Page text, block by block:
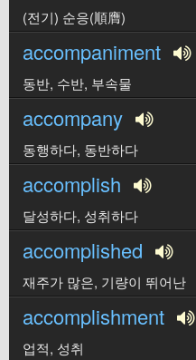
(전기) 순응(順膺)
accompaniment
동반, 수반, 부속물
accompany
동행하다, 동반하다
accomplish
달성하다, 성취하다
accomplished
재주가 많은, 기량이 뛰어난
accomplishment
업적, 성취